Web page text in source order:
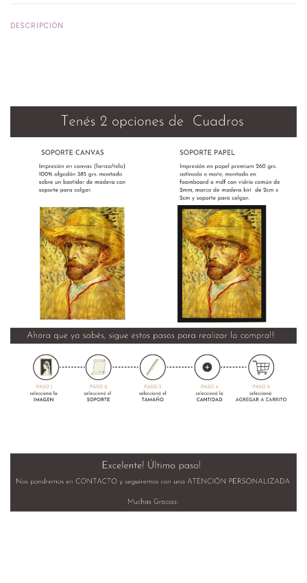
DESCRIPCIÓN